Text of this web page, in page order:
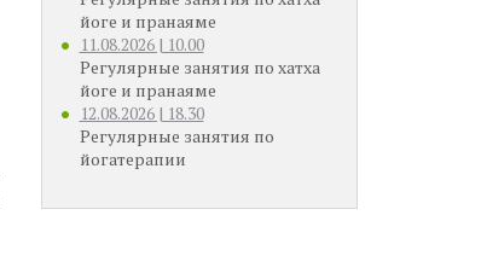
йоге и пранаяме
11.08.2026 | 10.00
Регулярные занятия по хатха
йоге и пранаяме
12.08.2026 | 18.30
Регулярные занятия по
йогатерапии